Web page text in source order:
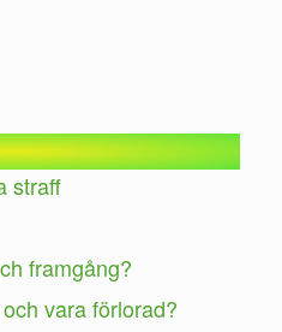
straff
framgång?
vara förlorad?